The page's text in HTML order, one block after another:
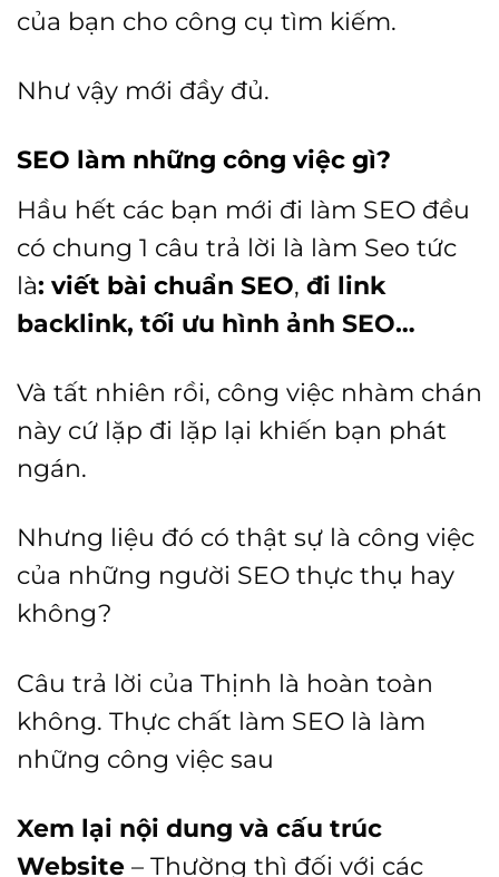
của bạn cho công cụ tìm kiếm.
Như vậy mới đầy đủ.
SEO làm những công việc gì?
Hầu hết các bạn mới đi làm SEO đều
có chung 1 câu trả lời là làm Seo tức
là: viết bài chuẩn SEO, đi link
backlink, tối ưu hình ảnh SEO…
Và tất nhiên rồi, công việc nhàm chán
này cứ lặp đi lặp lại khiến bạn phát
ngán.
Nhưng liệu đó có thật sự là công việc
của những người SEO thực thụ hay
không?
Câu trả lời của Thịnh là hoàn toàn
không. Thực chất làm SEO là làm
những công việc sau
Xem lại nội dung và cấu trúc
Website – Thường thì đối với các